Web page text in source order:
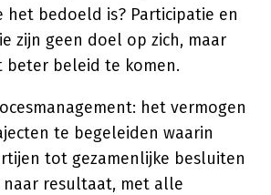
het bedoeld is? Participatie en
zijn geen doel op zich, maar
beter beleid te komen.
het vermogen
te begeleiden waarin
tot gezamenlijke besluiten
naar resultaat, met alle